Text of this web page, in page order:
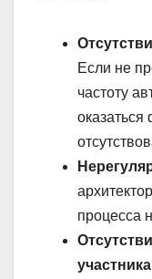
Если не
частоту
процесса